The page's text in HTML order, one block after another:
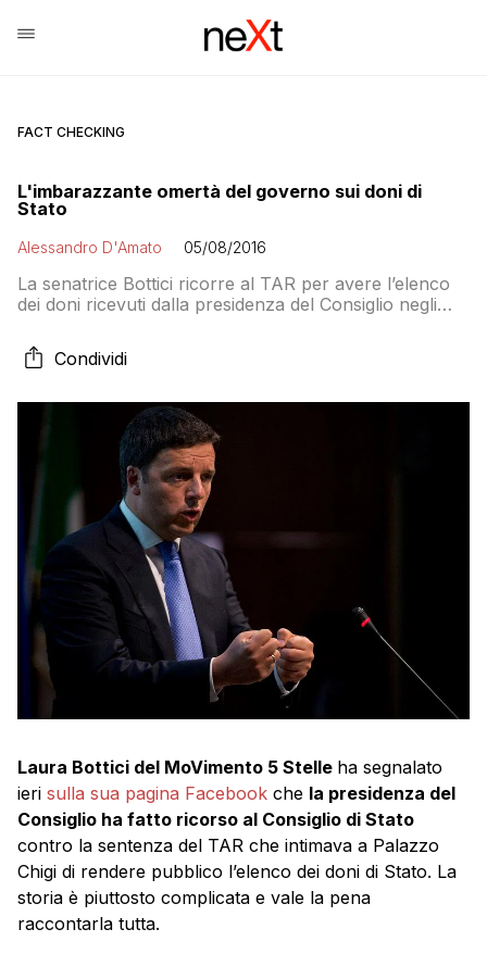
FACT CHECKING
L'imbarazzante omertà del governo sui doni di
Stato
Alessandro D'Amato 05/08/2016
La senatrice Bottici ricorre al TAR per avere l’elenco
dei doni ricevuti dalla presidenza del Consiglio negli
ragione. E il governo ricorre al Consiglio di Stato. Ma
la trasparenza?
Condividi
Laura Bottici del MoVimento 5 Stelle ha segnalato
ieri sulla sua pagina Facebook che la presidenza del
Consiglio ha fatto ricorso al Consiglio di Stato
contro la sentenza del TAR che intimava a Palazzo
Chigi di rendere pubblico l’elenco dei doni di Stato. La
storia è piuttosto complicata e vale la pena
raccontarla tutta.